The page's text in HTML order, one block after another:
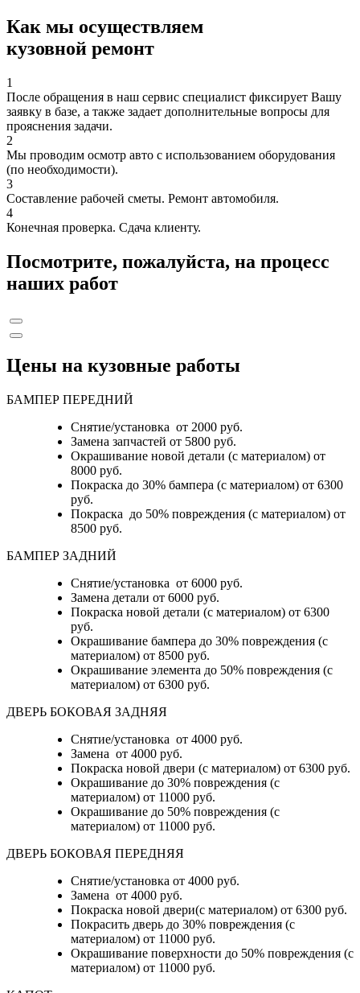
Как мы осуществляем
кузовной ремонт
1
После обращения в наш сервис специалист фиксирует Вашу
заявку в базе, а также задает дополнительные вопросы для
прояснения задачи.
2
Мы проводим осмотр авто с использованием оборудования
(по необходимости).
3
Составление рабочей сметы. Ремонт автомобиля.
4
Конечная проверка. Сдача клиенту.
Посмотрите, пожалуйста, на процесс
наших работ
Цены на кузовные работы
БАМПЕР ПЕРЕДНИЙ
Снятие/установка от 2000 руб.
Замена запчастей от 5800 руб.
Окрашивание новой детали (с материалом) от
8000 руб.
Покраска до 30% бампера (с материалом) от 6300
руб.
Покраска до 50% повреждения (с материалом) от
8500 руб.
БАМПЕР ЗАДНИЙ
Снятие/установка от 6000 руб.
Замена детали от 6000 руб.
Покраска новой детали (с материалом) от 6300
руб.
Окрашивание бампера до 30% повреждения (с
материалом) от 8500 руб.
Окрашивание элемента до 50% повреждения (с
материалом) от 6300 руб.
ДВЕРЬ БОКОВАЯ ЗАДНЯЯ
Снятие/установка от 4000 руб.
Замена от 4000 руб.
Покраска новой двери (с материалом) от 6300 руб.
Окрашивание до 30% повреждения (с
материалом) от 11000 руб.
Окрашивание до 50% повреждения (с
материалом) от 11000 руб.
ДВЕРЬ БОКОВАЯ ПЕРЕДНЯЯ
Снятие/установка от 4000 руб.
Замена от 4000 руб.
Покраска новой двери(с материалом) от 6300 руб.
Покрасить дверь до 30% повреждения (с
материалом) от 11000 руб.
Окрашивание поверхности до 50% повреждения (с
материалом) от 11000 руб.